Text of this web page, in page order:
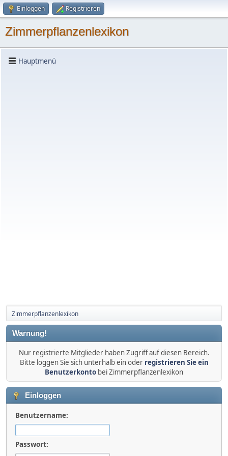
Einloggen Registrieren
Zimmerpflanzenlexikon
Hauptmenü
Zimmerpflanzenlexikon
Warnung!
Nur registrierte Mitglieder haben Zugriff auf diesen Bereich.
Bitte loggen Sie sich unterhalb ein oder registrieren Sie ein
Benutzerkonto bei Zimmerpflanzenlexikon
Einloggen
Benutzername:
Passwort: